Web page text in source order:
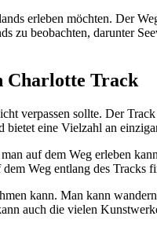
erleben möchten. Der
zu beobachten, darunter
Charlotte Track
verpassen sollte. Der
eine Vielzahl an
auf dem Weg erleben
Weg entlang des
kann. Man kann
auch die vielen